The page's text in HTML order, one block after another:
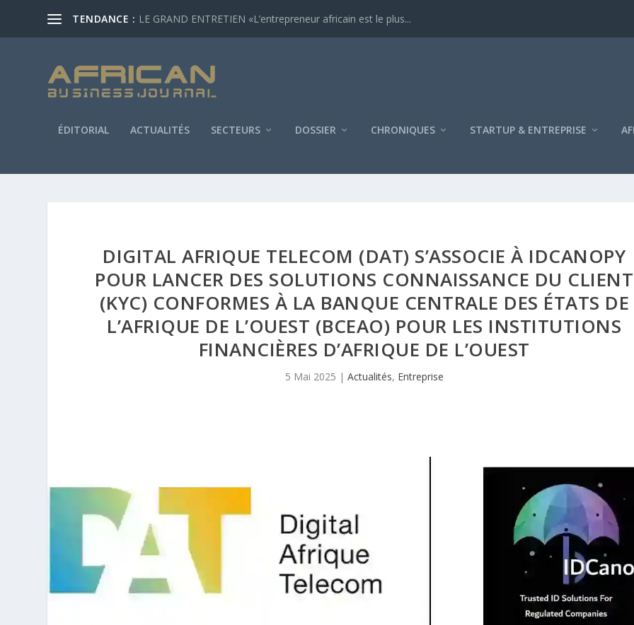
TENDANCE : LE GRAND ENTRETIEN «L’entrepreneur africain est le plus...
ÉDITORIAL ACTUALITÉS SECTEURS DOSSIER CHRONIQUES STARTUP & ENTREPRISE
DIGITAL AFRIQUE TELECOM (DAT) S’ASSOCIE À IDCANOPY
POUR LANCER DES SOLUTIONS CONNAISSANCE DU CLIENT
(KYC) CONFORMES À LA BANQUE CENTRALE DES ÉTATS DE
L’AFRIQUE DE L’OUEST (BCEAO) POUR LES INSTITUTIONS
FINANCIÈRES D’AFRIQUE DE L’OUEST
5 Mai 2025 | Actualités, Entreprise